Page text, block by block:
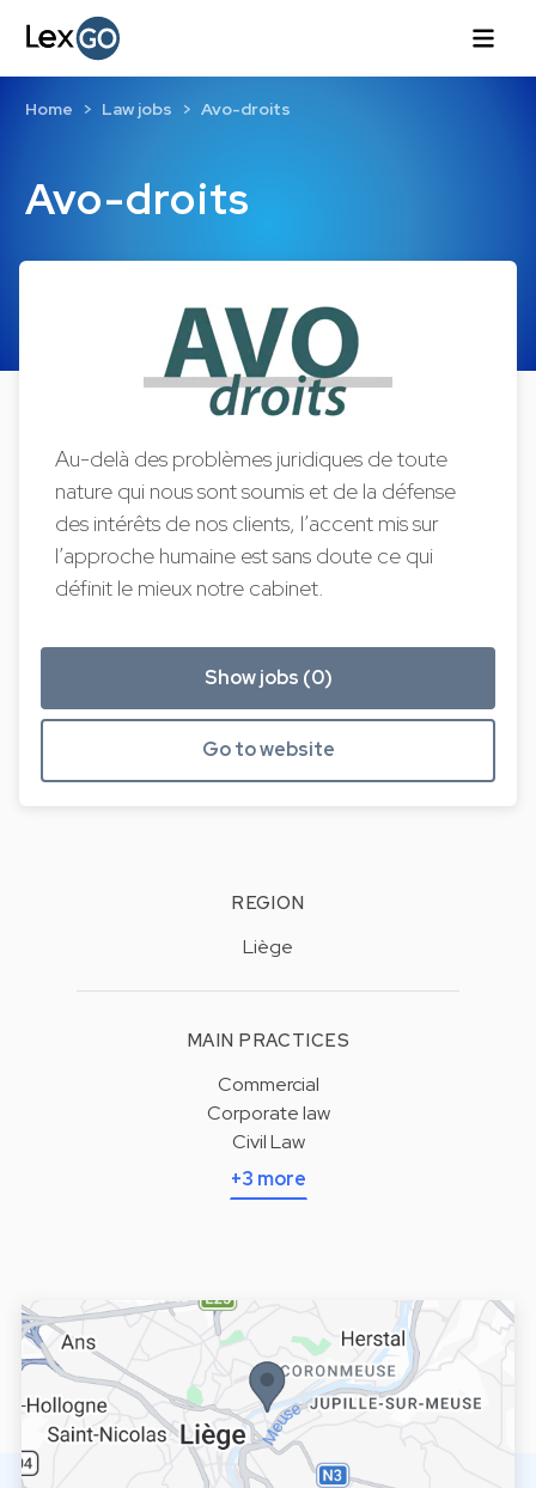
Avo-droits
Home Law jobs Avo-droits
Au-delà des problèmes juridiques de toute
nature qui nous sont soumis et de la défense
des intérêts de nos clients, l’accent mis sur
l’approche humaine est sans doute ce qui
définit le mieux notre cabinet.
Show jobs (0)
Go to website
REGION
Liège
MAIN PRACTICES
Commercial
Corporate law
Civil Law
+3 more